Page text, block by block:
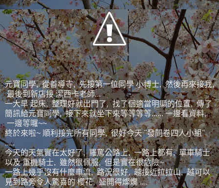
元寶同學, 從善導寺, 先接第一位同學 小博士, 然後再來接我,
最後到新店接 潔西卡老師...
一大早 起床, 整理好就出門了, 找了個適當明顯的位置, 傳了
簡訊給元寶同學, 接下來就坐下來等等等等...... 一邊看資料,
一邊等囉~~
終於來啦~ 順利接完所有同學, 很好今天 "發問卷四人小組"
.....
今天的天氣實在太好了, 羅罵公路上, 一路上都有, 單車騎士
以及 重機騎士, 雖然很佩服, 但是實在很危險~
一路上幾乎沒有什麼車流, 路況很好, 越接近拉拉山, 越可以
見到路旁令人驚喜的 櫻花, 盛開得燦爛 ....